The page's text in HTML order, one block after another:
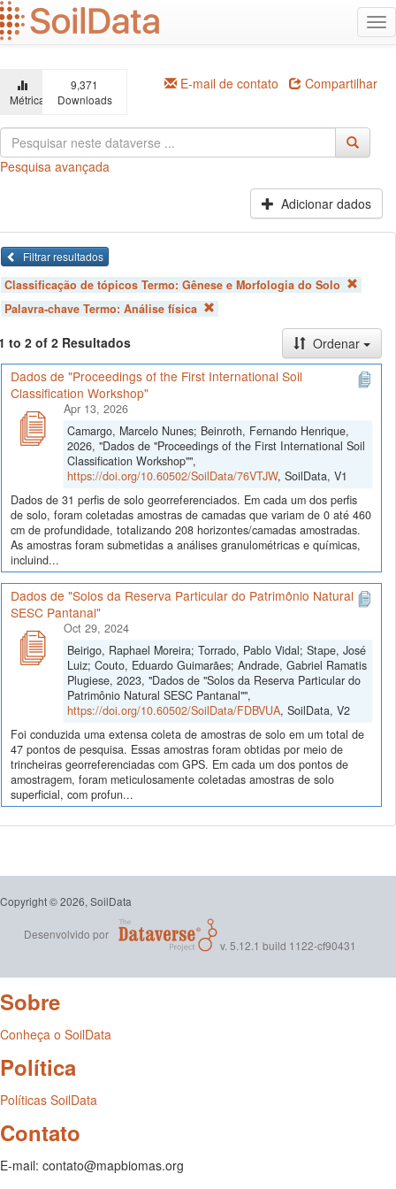
Ir
para
o
principal
Métricas
9,371
Downloads
E-mail de contato Compartilhar
Pesquisa avançada
Adicionar dados
Filtrar resultados
Classificação de tópicos Termo: Gênese e Morfologia do Solo
Palavra-chave Termo: Análise física
to 2 of 2 Resultados
Ordenar
Dados de "Proceedings of the First International Soil
Classification Workshop"
Apr 13, 2026
Camargo, Marcelo Nunes; Beinroth, Fernando Henrique,
2026, "Dados de "Proceedings of the First International Soil
Classification Workshop"",
https://doi.org/10.60502/SoilData/76VTJW, SoilData, V1
Dados de 31 perfis de solo georreferenciados. Em cada um dos perfis
de solo, foram coletadas amostras de camadas que variam de 0 até 460
cm de profundidade, totalizando 208 horizontes/camadas amostradas.
As amostras foram submetidas a análises granulométricas e químicas,
incluind...
Dados de "Solos da Reserva Particular do Patrimônio Natural
SESC Pantanal"
Oct 29, 2024
Beirigo, Raphael Moreira; Torrado, Pablo Vidal; Stape, José
Luiz; Couto, Eduardo Guimarães; Andrade, Gabriel Ramatis
Plugiese, 2023, "Dados de "Solos da Reserva Particular do
Patrimônio Natural SESC Pantanal"",
https://doi.org/10.60502/SoilData/FDBVUA, SoilData, V2
Foi conduzida uma extensa coleta de amostras de solo em um total de
47 pontos de pesquisa. Essas amostras foram obtidas por meio de
trincheiras georreferenciadas com GPS. Em cada um dos pontos de
amostragem, foram meticulosamente coletadas amostras de solo
superficial, com profun...
Copyright © 2026, SoilData
Desenvolvido por
v. 5.12.1 build 1122-cf90431
Sobre
Conheça o SoilData
Política
Políticas SoilData
Contato
E-mail: contato@mapbiomas.org